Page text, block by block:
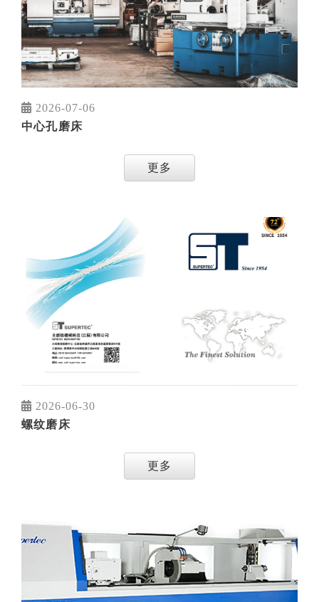
2026-07-06
中心孔磨床
更多
2026-06-30
螺纹磨床
更多